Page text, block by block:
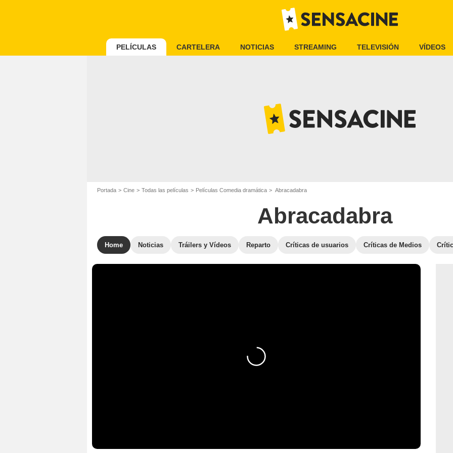
PELÍCULAS CARTELERA NOTICIAS STREAMING TELEVISIÓN VÍDEOS
Portada Cine Todas las películas Películas Comedia dramática Abracadabra
Abracadabra
Home Noticias Tráilers y Vídeos Reparto Críticas de usuarios Críticas de Medios